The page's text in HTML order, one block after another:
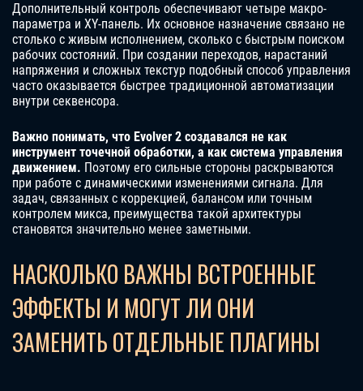
Дополнительный контроль обеспечивают четыре макро-
параметра и XY-панель. Их основное назначение связано не
столько с живым исполнением, сколько с быстрым поиском
рабочих состояний. При создании переходов, нарастаний
напряжения и сложных текстур подобный способ управления
часто оказывается быстрее традиционной автоматизации
внутри секвенсора.
Важно понимать, что Evolver 2 создавался не как
инструмент точечной обработки, а как система управления
движением. Поэтому его сильные стороны раскрываются
при работе с динамическими изменениями сигнала. Для
задач, связанных с коррекцией, балансом или точным
контролем микса, преимущества такой архитектуры
становятся значительно менее заметными.
НАСКОЛЬКО ВАЖНЫ ВСТРОЕННЫЕ
ЭФФЕКТЫ И МОГУТ ЛИ ОНИ
ЗАМЕНИТЬ ОТДЕЛЬНЫЕ ПЛАГИНЫ